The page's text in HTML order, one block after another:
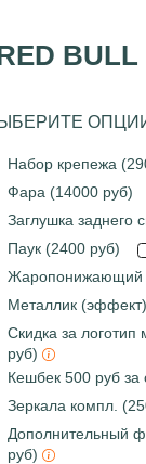
Набор крепежа
Фара (14000 руб)
Заглушка заднего
Паук (2400 руб)
Жаропонижающий
Металлик
Скидка за логотип
руб)
Кешбек 500 руб за
Зеркала компл.
Дополнительный
руб)